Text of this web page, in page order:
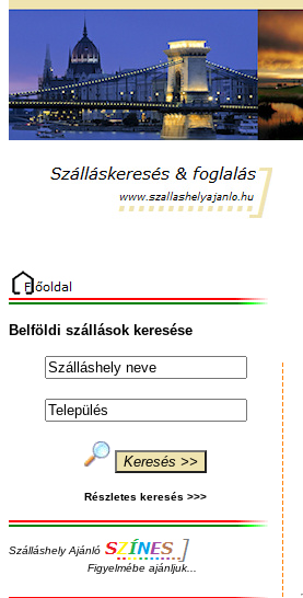
Belföldi szállások keresése
Részletes keresés >>>
Szálláshely Ajánló
Figyelmébe ajánljuk...